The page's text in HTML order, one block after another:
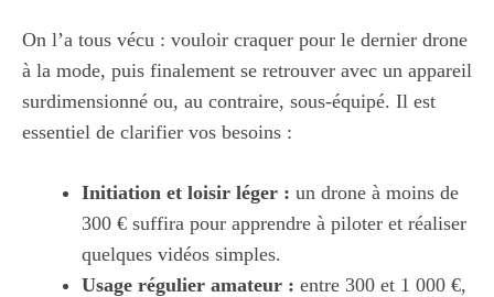
On l’a tous vécu : vouloir craquer pour le dernier drone
à la mode, puis finalement se retrouver avec un appareil
surdimensionné ou, au contraire, sous-équipé. Il est
essentiel de clarifier vos besoins :
Initiation et loisir léger : un drone à moins de
300 € suffira pour apprendre à piloter et réaliser
quelques vidéos simples.
Usage régulier amateur : entre 300 et 1 000 €,